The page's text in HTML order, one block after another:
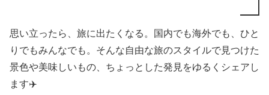
思い立ったら、旅に出たくなる。国内でも海外でも、ひと
りでもみんなでも。そんな自由な旅のスタイルで見つけた
景色や美味しいもの、ちょっとした発見をゆるくシェアし
ます✈️